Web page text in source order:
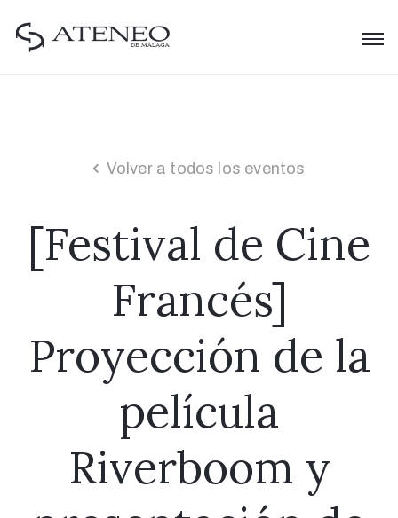
Volver a todos los eventos
[Festival de Cine
Francés]
Proyección de la
película
Riverboom y